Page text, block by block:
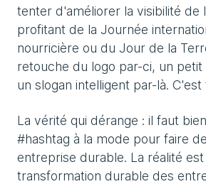
tenter d'améliorer la visibilité de
profitant de la Journée
nourricière ou du Jour de la
retouche du logo par-ci, un
un slogan intelligent par-là. C'est
La vérité qui dérange : il faut
#hashtag à la mode pour faire
entreprise durable. La réalité est
transformation durable des